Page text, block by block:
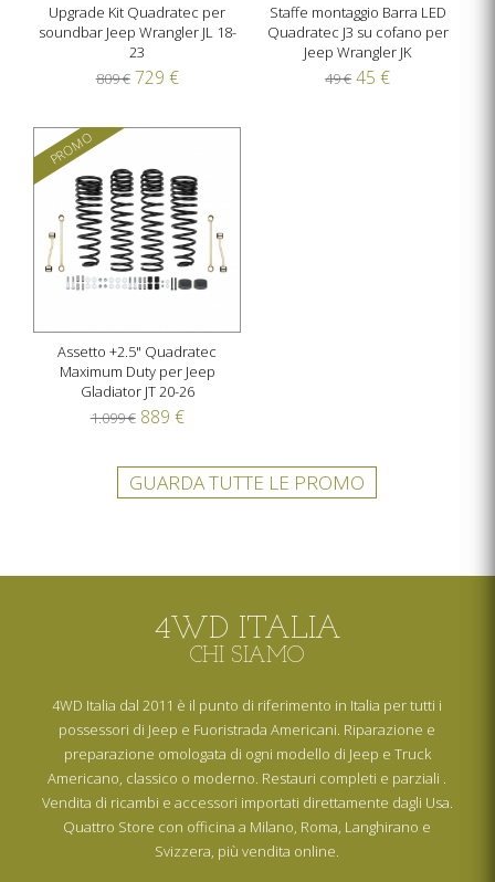
Upgrade Kit Quadratec per
soundbar Jeep Wrangler JL 18-
23
809 € 729 €
Staffe montaggio Barra LED
Quadratec J3 su cofano per
Jeep Wrangler JK
49 € 45 €
PROMO
Assetto +2.5" Quadratec
Maximum Duty per Jeep
Gladiator JT 20-26
1.099 € 889 €
GUARDA TUTTE LE PROMO
4WD ITALIA
CHI SIAMO
4WD Italia dal 2011 è il punto di riferimento in Italia per tutti i
possessori di Jeep e Fuoristrada Americani. Riparazione e
preparazione omologata di ogni modello di Jeep e Truck
Americano, classico o moderno. Restauri completi e parziali .
Vendita di ricambi e accessori importati direttamente dagli Usa.
Quattro Store con officina a Milano, Roma, Langhirano e
Svizzera, più vendita online.